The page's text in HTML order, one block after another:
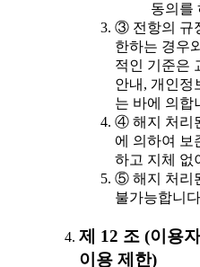
동의를
③ 전항의 규
한하는 경우
적인 기준은
안내, 개인정
는 바에 의합
④ 해지 처리
에 의하여 보
하고 지체 없
⑤ 해지 처리
불가능합니
제 12 조 (이용
이용 제한)